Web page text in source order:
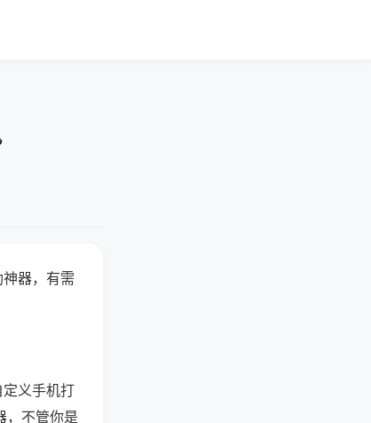
器，有需
义手机打
，不管你是